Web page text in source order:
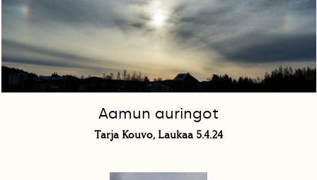
Aamun auringot
Tarja Kouvo, Laukaa 5.4.24